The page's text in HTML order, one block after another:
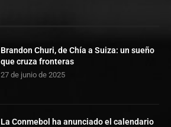
Brandon Churi, de Chía a Suiza: un sueño
que cruza fronteras
27 de junio de 2025
La Conmebol ha anunciado el calendario